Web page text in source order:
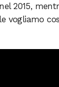
2015,
vogliamo